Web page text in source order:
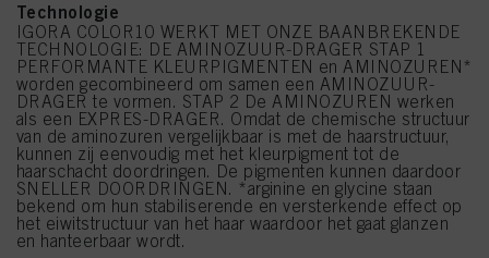
Technologie
IGORA COLOR10 WERKT MET ONZE BAANBREKENDE
TECHNOLOGIE: DE AMINOZUUR-DRAGER STAP 1
PERFORMANTE KLEURPIGMENTEN en AMINOZUREN*
worden gecombineerd om samen een AMINOZUUR-
DRAGER te vormen. STAP 2 De AMINOZUREN werken
als een EXPRES-DRAGER. Omdat de chemische structuur
van de aminozuren vergelijkbaar is met de haarstructuur,
kunnen zij eenvoudig met het kleurpigment tot de
haarschacht doordringen. De pigmenten kunnen daardoor
SNELLER DOORDRINGEN. *arginine en glycine staan
bekend om hun stabiliserende en versterkende effect op
het eiwitstructuur van het haar waardoor het gaat glanzen
en hanteerbaar wordt.